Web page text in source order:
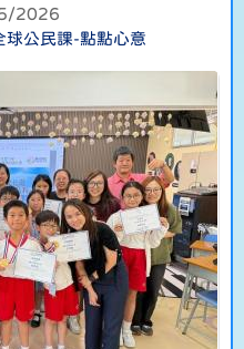
2026
公民課-點點心意